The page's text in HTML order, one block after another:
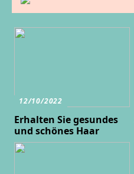
12/10/2022
Erhalten Sie gesundes
und schönes Haar